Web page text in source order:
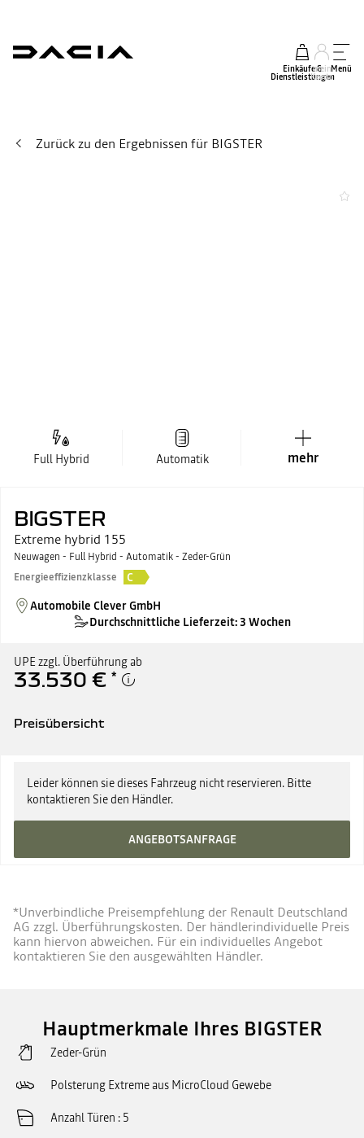
Einkäufe &
Dienstleistungen
mein
Konto
Menü
Zurück zu den Ergebnissen für BIGSTER
Full Hybrid Automatik mehr
BIGSTER
Extreme hybrid 155
Neuwagen - Full Hybrid - Automatik - Zeder-Grün
Energieeffizienzklasse
C
Automobile Clever GmbH
Durchschnittliche Lieferzeit: 3 Wochen
UPE zzgl. Überführung ab
33.530 € *
Preisübersicht
Leider können sie dieses Fahrzeug nicht reservieren. Bitte
kontaktieren Sie den Händler.
ANGEBOTSANFRAGE
*Unverbindliche Preisempfehlung der Renault Deutschland
AG zzgl. Überführungskosten. Der händlerindividuelle Preis
kann hiervon abweichen. Für ein individuelles Angebot
kontaktieren Sie den ausgewählten Händler.
Hauptmerkmale Ihres BIGSTER
Zeder-Grün
Polsterung Extreme aus MicroCloud Gewebe
Anzahl Türen 5